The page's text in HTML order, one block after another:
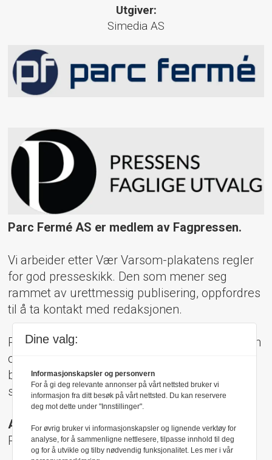
Utgiver:
Simedia AS
Parc Fermé AS er medlem av Fagpressen.
Vi arbeider etter Vær Varsom-plakatens regler
for god presseskikk. Den som mener seg
rammet av urettmessig publisering, oppfordres
til å ta kontakt med redaksjonen.
Pressens Faglige Utvalg (PFU) er et klageorgan
oppnevnt av Norsk Presseforbund som
behandler klager mot mediene i presseetiske
spørsmål.
Adresse:
Rådhusgt 17, 0158 Oslo
Dine valg:
Informasjonskapsler og personvern
For å gi deg relevante annonser på vårt nettsted bruker vi
informasjon fra ditt besøk på vårt nettsted. Du kan reservere
deg mot dette under "Innstillinger".
For øvrig bruker vi informasjonskapsler og lignende verktøy for
analyse, for å sammenligne nettlesere, tilpasse innhold til deg
og for å utvikle og tilby nødvendig funksjonalitet. Les mer i vår